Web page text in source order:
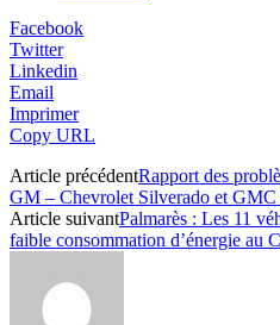
Facebook
Twitter
Linkedin
Email
Imprimer
Copy URL
Article précédentRapport des
GM – Chevrolet Silverado et
Article suivantPalmarès : Les 11
faible consommation d’énergie au